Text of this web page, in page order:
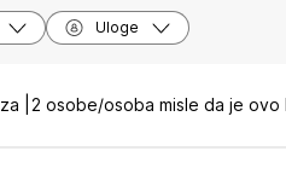
Uloge
| 2 osobe/osoba misle da je ovo